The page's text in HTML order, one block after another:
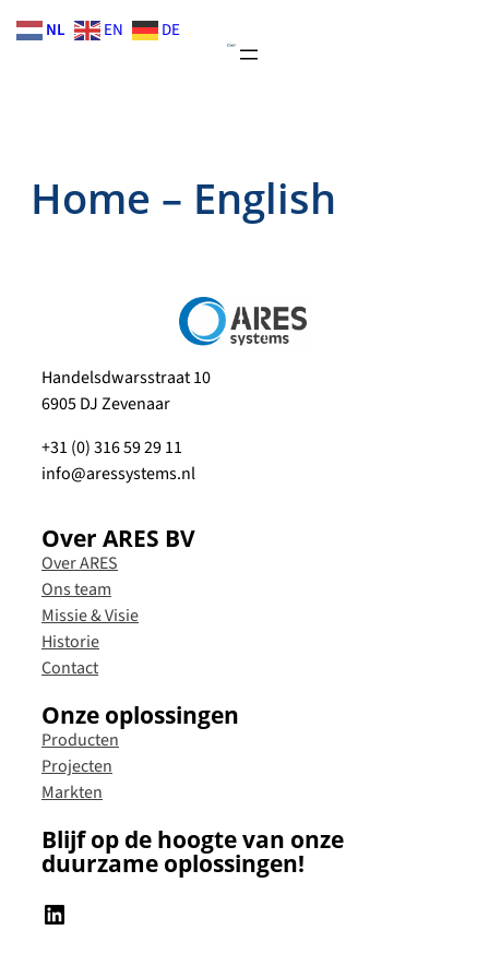
Skip
to
Home – English
Handelsdwarsstraat 10
6905 DJ Zevenaar
+31 (0) 316 59 29 11
info@aressystems.nl
Over ARES BV
Over ARES
Ons team
Missie & Visie
Historie
Contact
Onze oplossingen
Producten
Projecten
Markten
Blijf op de hoogte van onze
duurzame oplossingen!
LinkedIn
NL EN DE